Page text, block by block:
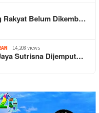
Rakyat Belum Dikemb…
14,208 views
Sutrisna Dijemput…